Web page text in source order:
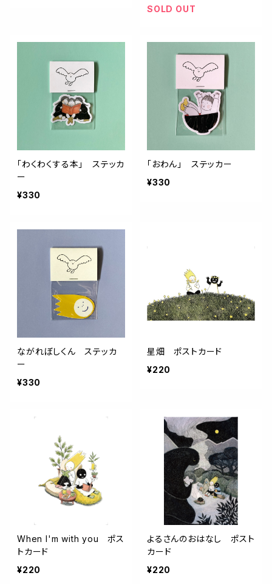
SOLD OUT
「わくわくする本」 ステッカ
ー
¥330
「おわん」 ステッカー
¥330
ながれぼしくん ステッカ
ー
¥330
星畑 ポストカード
¥220
When I'm with you ポス
トカード
¥220
よるさんのおはなし ポスト
カード
¥220